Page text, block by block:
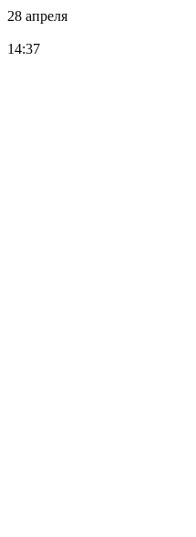
28 апреля
14:37